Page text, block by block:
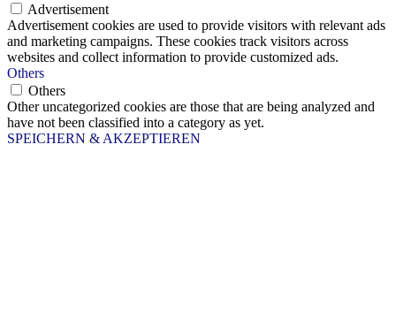
Advertisement
Advertisement cookies are used to provide visitors with relevant ads
and marketing campaigns. These cookies track visitors across
websites and collect information to provide customized ads.
Others
Others
Other uncategorized cookies are those that are being analyzed and
have not been classified into a category as yet.
SPEICHERN & AKZEPTIEREN